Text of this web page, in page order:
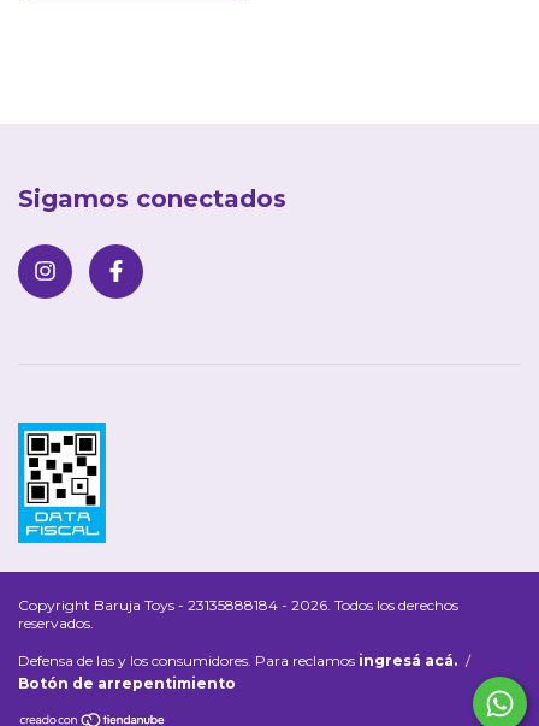
Sigamos conectados
Copyright Baruja Toys - 23135888184 - 2026. Todos los derechos
reservados.
Defensa de las y los consumidores. Para reclamos ingresá acá. /
Botón de arrepentimiento